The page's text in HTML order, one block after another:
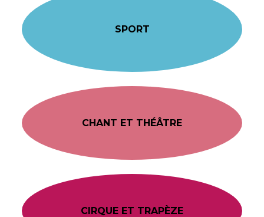
SPORT
CHANT ET THÉÂTRE
CIRQUE ET TRAPÈZE